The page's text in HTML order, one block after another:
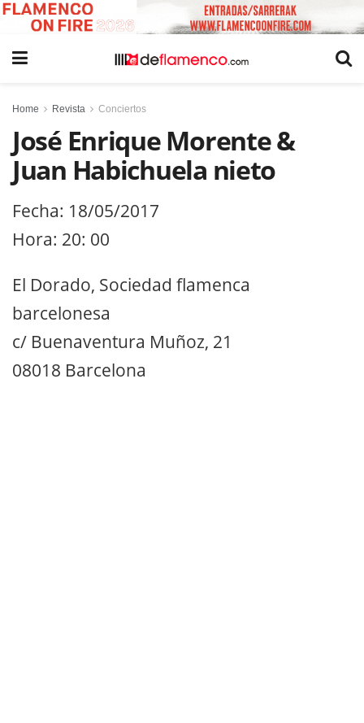
Home Revista Conciertos
José Enrique Morente &
Juan Habichuela nieto
Fecha: 18/05/2017
Hora: 20: 00
El Dorado, Sociedad flamenca
barcelonesa
c/ Buenaventura Muñoz, 21
08018 Barcelona